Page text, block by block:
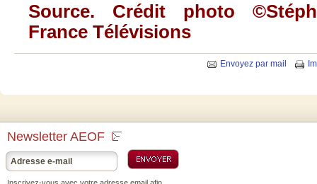
Source. Crédit photo
France Télévisions
Envoyez par mail
Newsletter AEOF
Inscrivez-vous avec votre adresse email afin